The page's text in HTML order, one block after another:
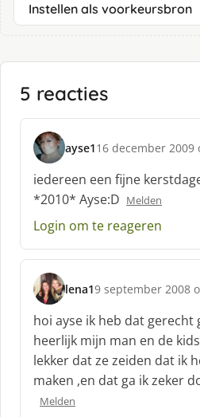
Instellen als voorkeursbron
5 reacties
ayse1
s
c
h
e
f
16 december 2009
iedereen een fijne
*2010* Ayse:D Melden
Login om te reageren
lena1
s
c
h
r
e
e
9 september 2008
hoi ayse ik heb dat gerecht
heerlijk mijn man en de
lekker dat ze zeiden dat ik
maken ,en dat ga ik zeker
Melden